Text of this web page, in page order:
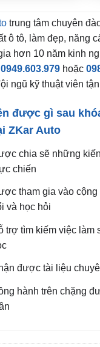
trung tâm chuyên
ô tô, làm đẹp, năng
hơn 10 năm kinh
0949.603.979 hoặc
ngũ kỹ thuật viên tận
được gì sau
ZKar Auto
chia sẽ những
chiến
tham gia vào cộng
và học hỏi
trợ tìm kiếm việc làm
được tài liệu
hành trên chặng